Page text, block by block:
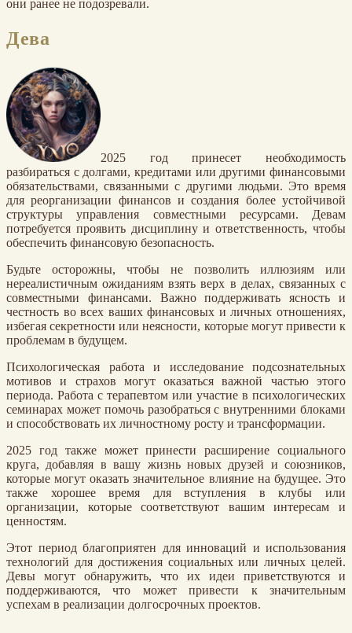
они ранее не подозревали.
Дева
2025 год принесет необходимость
разбираться с долгами, кредитами или другими финансовыми
обязательствами, связанными с другими людьми. Это время
для реорганизации финансов и создания более устойчивой
структуры управления совместными ресурсами. Девам
потребуется проявить дисциплину и ответственность, чтобы
обеспечить финансовую безопасность.
Будьте осторожны, чтобы не позволить иллюзиям или
нереалистичным ожиданиям взять верх в делах, связанных с
совместными финансами. Важно поддерживать ясность и
честность во всех ваших финансовых и личных отношениях,
избегая секретности или неясности, которые могут привести к
проблемам в будущем.
Психологическая работа и исследование подсознательных
мотивов и страхов могут оказаться важной частью этого
периода. Работа с терапевтом или участие в психологических
семинарах может помочь разобраться с внутренними блоками
и способствовать их личностному росту и трансформации.
2025 год также может принести расширение социального
круга, добавляя в вашу жизнь новых друзей и союзников,
которые могут оказать значительное влияние на будущее. Это
также хорошее время для вступления в клубы или
организации, которые соответствуют вашим интересам и
ценностям.
Этот период благоприятен для инноваций и использования
технологий для достижения социальных или личных целей.
Девы могут обнаружить, что их идеи приветствуются и
поддерживаются, что может привести к значительным
успехам в реализации долгосрочных проектов.